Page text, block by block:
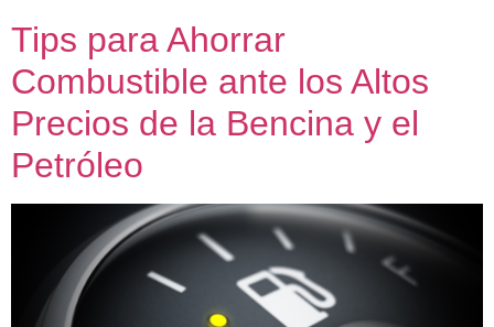
Tips para Ahorrar
Combustible ante los Altos
Precios de la Bencina y el
Petróleo